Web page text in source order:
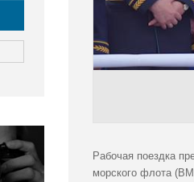
Рабочая поездка
морского флота